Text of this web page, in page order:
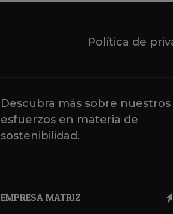
Política de
Descubra más sobre nuestros
esfuerzos en materia de
sostenibilidad.
EMPRESA MATRIZ